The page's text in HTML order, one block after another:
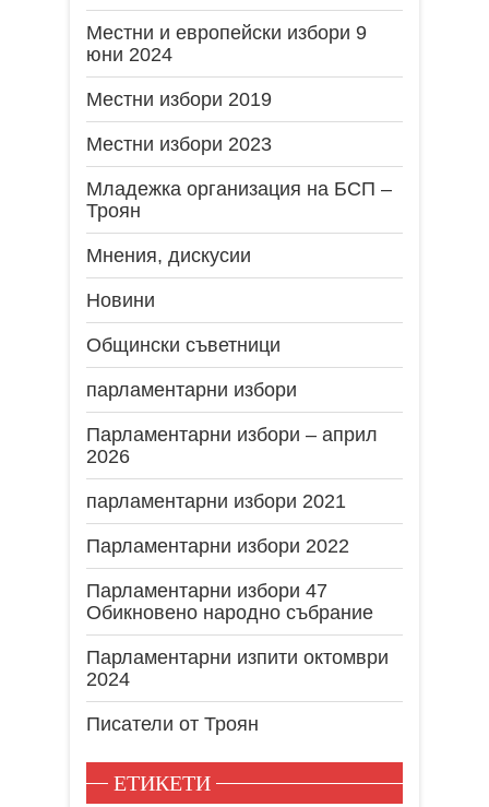
Местни и европейски избори 9
юни 2024
Местни избори 2019
Местни избори 2023
Младежка организация на БСП –
Троян
Мнения, дискусии
Новини
Общински съветници
парламентарни избори
Парламентарни избори – април
2026
парламентарни избори 2021
Парламентарни избори 2022
Парламентарни избори 47
Обикновено народно събрание
Парламентарни изпити октомври
2024
Писатели от Троян
ЕТИКЕТИ